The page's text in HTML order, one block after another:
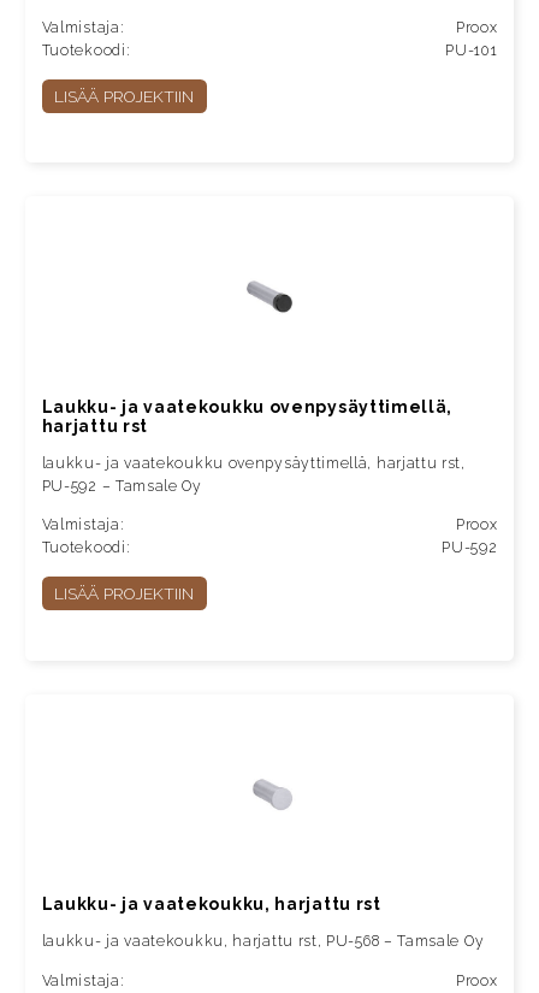
Valmistaja:
Proox
Tuotekoodi:
PU-101
LISÄÄ PROJEKTIIN
Laukku- ja vaatekoukku ovenpysäyttimellä,
harjattu rst
laukku- ja vaatekoukku ovenpysäyttimellä, harjattu rst,
PU-592 – Tamsale Oy
Valmistaja:
Proox
Tuotekoodi:
PU-592
LISÄÄ PROJEKTIIN
Laukku- ja vaatekoukku, harjattu rst
laukku- ja vaatekoukku, harjattu rst, PU-568 – Tamsale Oy
Valmistaja: Proox